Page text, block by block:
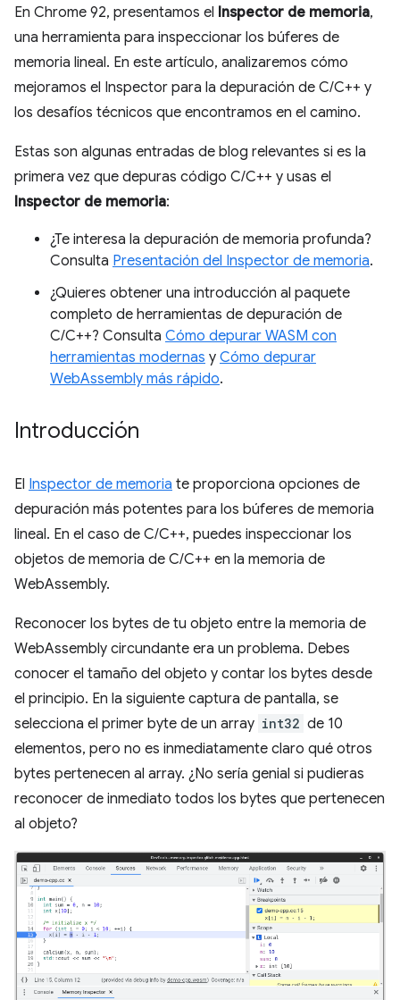
En Chrome 92, presentamos el Inspector de memoria,
una herramienta para inspeccionar los búferes de
memoria lineal. En este artículo, analizaremos cómo
mejoramos el Inspector para la depuración de C/C++ y
los desafíos técnicos que encontramos en el camino.
Estas son algunas entradas de blog relevantes si es la
primera vez que depuras código C/C++ y usas el
Inspector de memoria:
¿Te interesa la depuración de memoria profunda?
Consulta Presentación del Inspector de memoria.
¿Quieres obtener una introducción al paquete
completo de herramientas de depuración de
C/C++? Consulta Cómo depurar WASM con
herramientas modernas y Cómo depurar
WebAssembly más rápido.
Introducción
El Inspector de memoria te proporciona opciones de
depuración más potentes para los búferes de memoria
lineal. En el caso de C/C++, puedes inspeccionar los
objetos de memoria de C/C++ en la memoria de
WebAssembly.
Reconocer los bytes de tu objeto entre la memoria de
WebAssembly circundante era un problema. Debes
conocer el tamaño del objeto y contar los bytes desde
el principio. En la siguiente captura de pantalla, se
selecciona el primer byte de un array int32 de 10
elementos, pero no es inmediatamente claro qué otros
bytes pertenecen al array. ¿No sería genial si pudieras
reconocer de inmediato todos los bytes que pertenecen
al objeto?